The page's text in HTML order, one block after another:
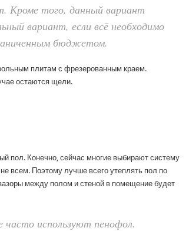
Кроме того, данный вариант
вариант, если всё необходимо
бюджетом.
плитам с фрезерованным краем.
остаются щели.
пол. Конечно, сейчас многие выбирают систему
всем. Поэтому лучше всего утеплять пол по
между полом и стеной в помещение будет
используют пенофол.